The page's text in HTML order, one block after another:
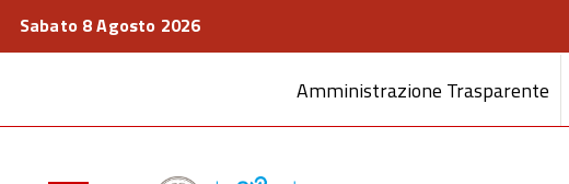
Sabato 8 Agosto 2026
Amministrazione Trasparente